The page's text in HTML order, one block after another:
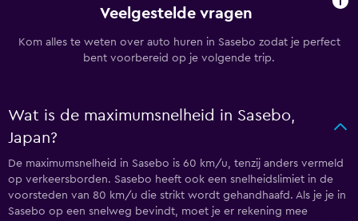
Veelgestelde vragen
Kom alles te weten over auto huren in Sasebo zodat je perfect
bent voorbereid op je volgende trip.
Wat is de maximumsnelheid in Sasebo,
Japan?
De maximumsnelheid in Sasebo is 60 km/u, tenzij anders vermeld
op verkeersborden. Sasebo heeft ook een snelheidslimiet in de
voorsteden van 80 km/u die strikt wordt gehandhaafd. Als je je in
Sasebo op een snelweg bevindt, moet je er rekening mee